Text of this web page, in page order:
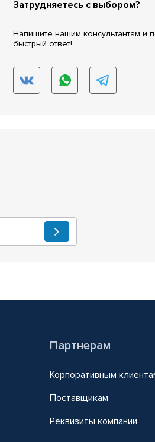
Затрудняетесь с выбором?
Напишите нашим консультантам и
быстрый ответ!
Партнерам
Корпоративным
Поставщикам
Реквизиты компании